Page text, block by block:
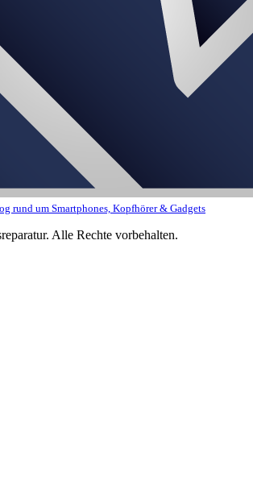
rund um Smartphones, Kopfhörer & Gadgets
Alle Rechte vorbehalten.